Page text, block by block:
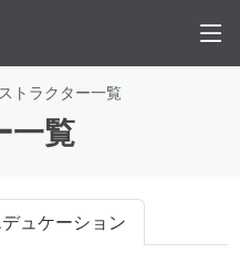
トラクター一覧
一覧
ュケーション